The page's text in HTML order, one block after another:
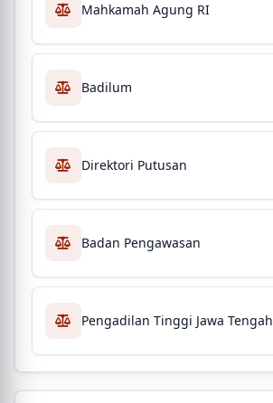
Mahkamah Agung RI
Badilum
Direktori Putusan
Badan Pengawasan
Pengadilan Tinggi Jawa Tengah